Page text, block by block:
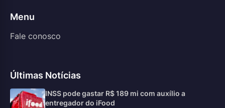
Menu
Fale conosco
Últimas Notícias
INSS pode gastar R$ 189 mi com auxílio a
entregador do iFood